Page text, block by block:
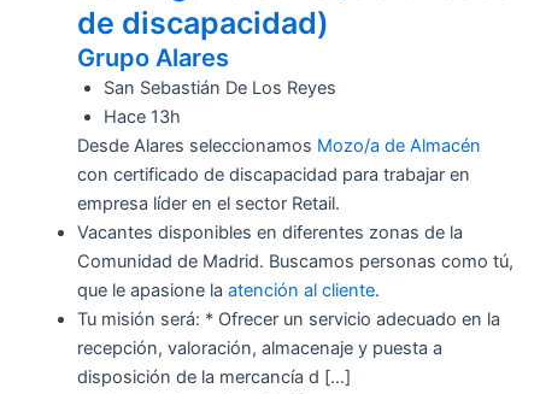
de discapacidad)
Grupo Alares
San Sebastián De Los Reyes
Hace 13h
Desde Alares seleccionamos Mozo/a de Almacén
con certificado de discapacidad para trabajar en
empresa líder en el sector Retail.
Vacantes disponibles en diferentes zonas de la
Comunidad de Madrid. Buscamos personas como tú,
que le apasione la atención al cliente.
Tu misión será: * Ofrecer un servicio adecuado en la
recepción, valoración, almacenaje y puesta a
disposición de la mercancía d […]